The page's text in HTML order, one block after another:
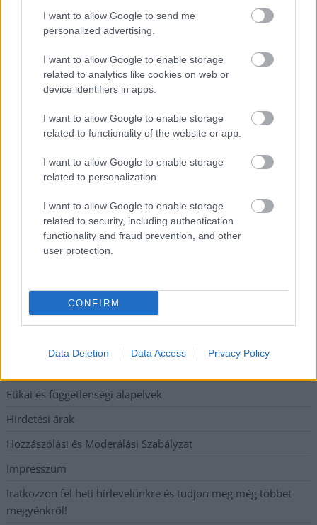
I want to allow Google to send me
personalized advertising.
I want to allow Google to enable storage
related to analytics like cookies on web or
device identifiers in apps.
I want to allow Google to enable storage
related to functionality of the website or app.
I want to allow Google to enable storage
related to personalization.
I want to allow Google to enable storage
related to security, including authentication
functionality and fraud prevention, and other
user protection.
CONFIRM
Data Deletion Data Access Privacy Policy
Közzétették a szakértői állásfoglalást, a Fiumei úti fák
többsége szakszerűen már nem ápolható
A MÚOSZ sajtódíjának második helyét nyerte el a Borsod24 és
a Paraméter közös riportfilmje a Sajó szennyezéséről
Tánccal, zeneszóval és vásárral telik meg Jászberény, indul a
Meghosszabbított hőségriasztás és vízkorlátozások, a
Átszervezi működését az osztrák óriáscég, Szolnok is érintett
Tragédiába torkollott a segítségnyújtás elmulasztása, három
kisújszállási lakos ellen emeltek vádat
Hatalmas lángok csaptak fel Szolnokon
Elérhetőség
Etikai és függetlenségi alapelvek
Hirdetési árak
Hozzászólási és Moderálási Szabályzat
Impresszum
Iratkozzon fel heti hírlevelünkre és tudjon meg még többet
megyénkről!